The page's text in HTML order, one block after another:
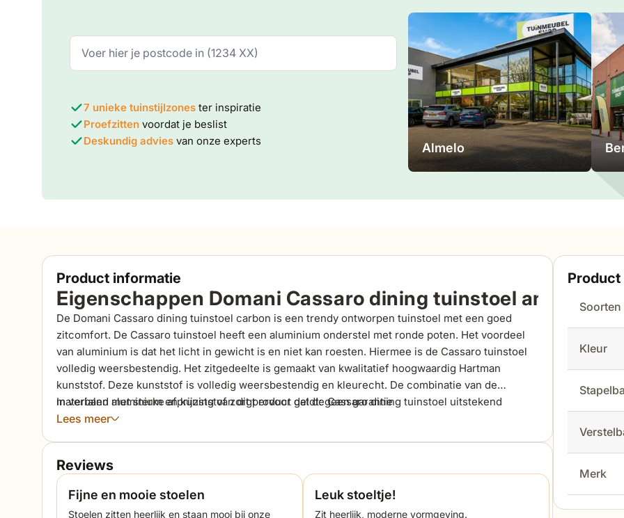
7 unieke tuinstijlzones ter inspiratie
Proefzitten voordat je beslist
Deskundig advies van onze experts Almelo
Product informatie
Eigenschappen Domani Cassaro dining tuinstoel antraciet
De Domani Cassaro dining tuinstoel carbon is een trendy ontworpen tuinstoel met een goed
zitcomfort. De Cassaro tuinstoel heeft een aluminium onderstel met ronde poten. Het voordeel
van aluminium is dat het licht in gewicht is en niet kan roesten. Hiermee is de Cassaro tuinstoel
volledig weersbestendig. Het zitgedeelte is gemaakt van kwalitatief hoogwaardig Hartman
kunststof. Deze kunststof is volledig weersbestendig en kleurecht. De combinatie van de
materialen aluminium en kunststof zorgt ervoor dat de Cassaro dining tuinstoel uitstekend
geschikt is voor buiten gebruik. De Cassaro tuinstoel is eenvoudig te reinigen met een mild
In verband met sterke afprijzing van dit product geldt: geen garantie
Lees meer
Reviews
Fijne en mooie stoelen
Stoelen zitten heerlijk en staan mooi bij onze
Leuk stoeltje!
Zit heerlijk, moderne vormgeving.
Soorten
Kleur
Merk